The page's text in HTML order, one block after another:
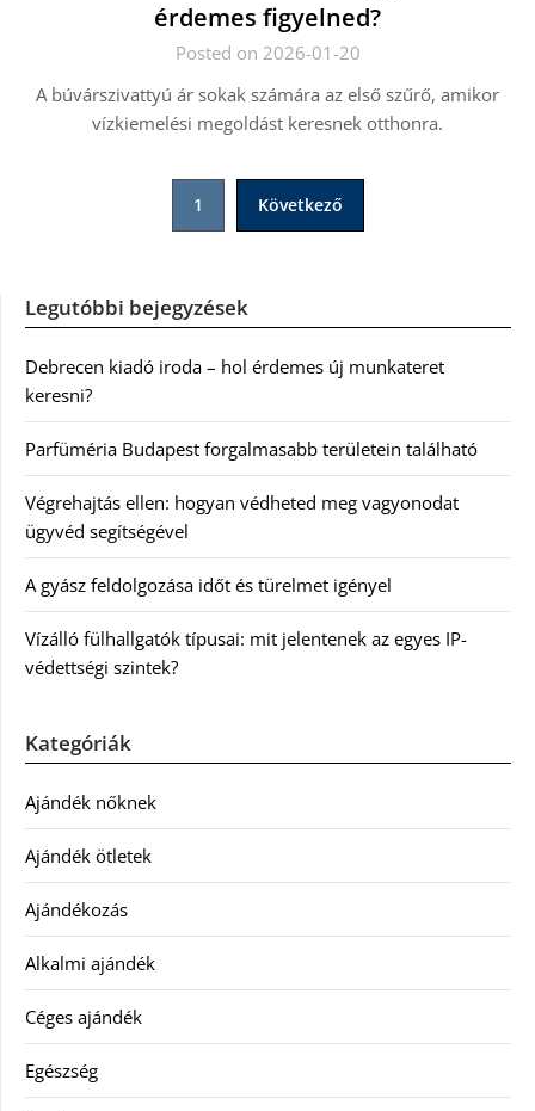
érdemes figyelned?
Posted on 2026-01-20
A búvárszivattyú ár sokak számára az első szűrő, amikor
vízkiemelési megoldást keresnek otthonra.
1 Következő
Legutóbbi bejegyzések
Debrecen kiadó iroda – hol érdemes új munkateret
keresni?
Parfüméria Budapest forgalmasabb területein található
Végrehajtás ellen: hogyan védheted meg vagyonodat
ügyvéd segítségével
A gyász feldolgozása időt és türelmet igényel
Vízálló fülhallgatók típusai: mit jelentenek az egyes IP-
védettségi szintek?
Kategóriák
Ajándék nőknek
Ajándék ötletek
Ajándékozás
Alkalmi ajándék
Céges ajándék
Egészség